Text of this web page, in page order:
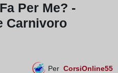
Per Me? -
Carnivoro
Per CorsiOnline55